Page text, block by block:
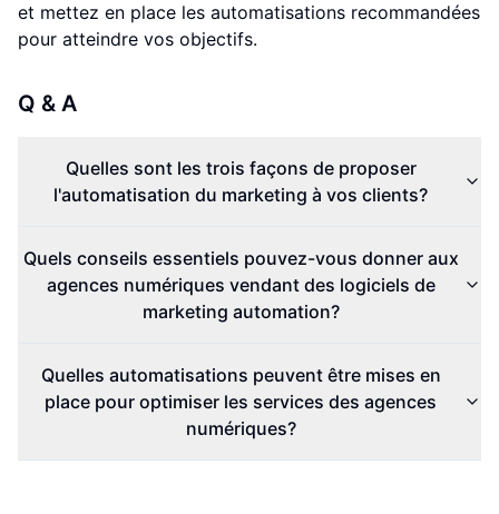
et mettez en place les automatisations recommandées
pour atteindre vos objectifs.
Q & A
Quelles sont les trois façons de proposer
l'automatisation du marketing à vos clients?
Quels conseils essentiels pouvez-vous donner aux
agences numériques vendant des logiciels de
marketing automation?
Quelles automatisations peuvent être mises en
place pour optimiser les services des agences
numériques?